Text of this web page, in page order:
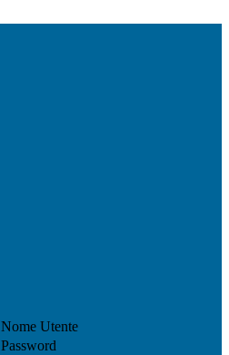
Nome Utente
Password